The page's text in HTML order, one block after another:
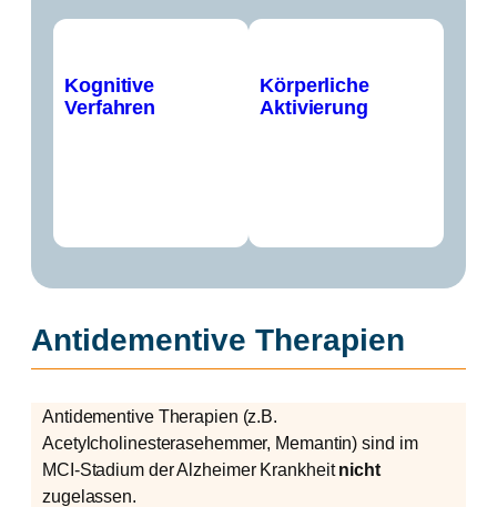
Kognitive
Verfahren
Körperliche
Aktivierung
Antidementive Therapien
Antidementive Therapien (z.B.
Acetylcholinesterasehemmer, Memantin) sind im
MCI-Stadium der Alzheimer Krankheitnicht
zugelassen.